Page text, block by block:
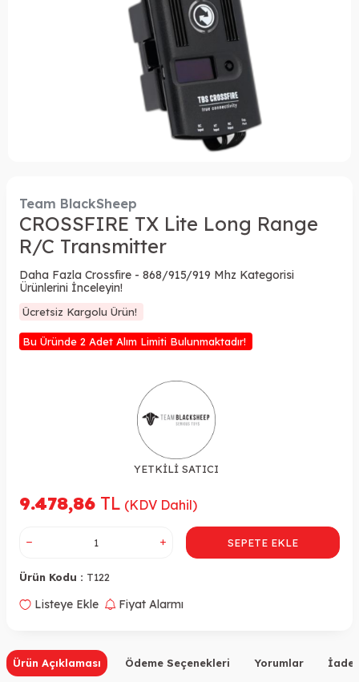
Team BlackSheep
CROSSFIRE TX Lite Long Range
R/C Transmitter
Daha Fazla Crossfire - 868/915/919 Mhz Kategorisi
Ürünlerini İnceleyin!
Ücretsiz Kargolu Ürün!
Bu Üründe 2 Adet Alım Limiti Bulunmaktadır!
YETKİLİ SATICI
9.478,86 TL (KDV Dahil)
SEPETE EKLE
Ürün Kodu : T122
Listeye Ekle Fiyat Alarmı
Ürün Açıklaması Ödeme Seçenekleri Yorumlar İade